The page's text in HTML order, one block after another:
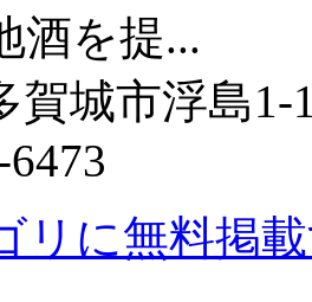
酒を提...
賀城市浮島1-
リに無料掲